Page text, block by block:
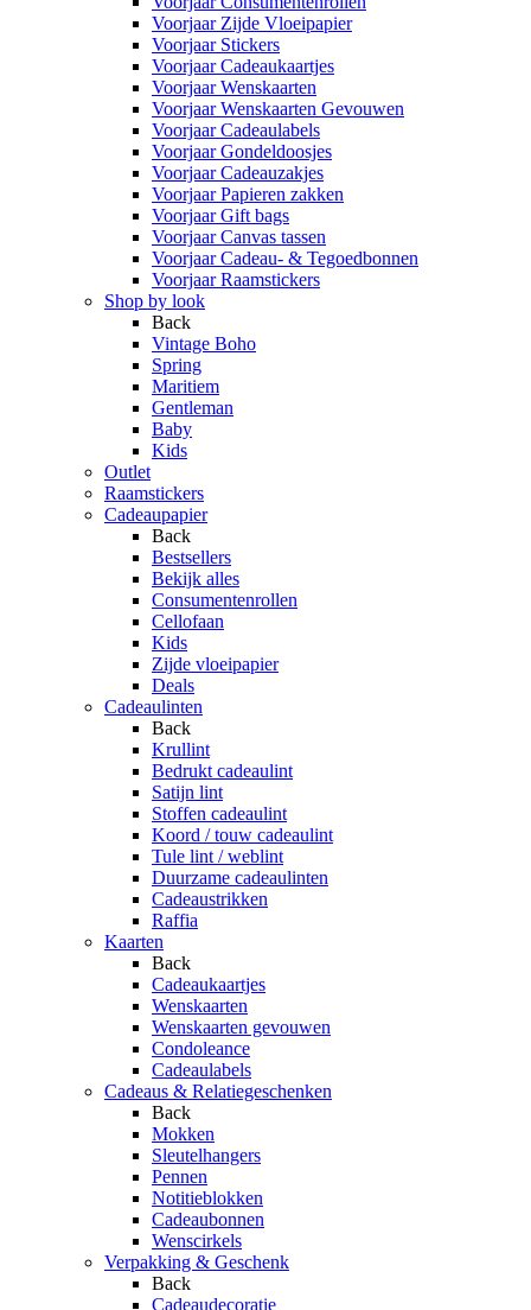
Voorjaar Zijde Vloeipapier
Voorjaar Stickers
Voorjaar Cadeaukaartjes
Voorjaar Wenskaarten
Voorjaar Wenskaarten Gevouwen
Voorjaar Cadeaulabels
Voorjaar Gondeldoosjes
Voorjaar Cadeauzakjes
Voorjaar Papieren zakken
Voorjaar Gift bags
Voorjaar Canvas tassen
Voorjaar Cadeau- & Tegoedbonnen
Voorjaar Raamstickers
Shop by look
Back
Vintage Boho
Spring
Maritiem
Gentleman
Baby
Kids
Outlet
Raamstickers
Cadeaupapier
Back
Bestsellers
Bekijk alles
Consumentenrollen
Cellofaan
Kids
Zijde vloeipapier
Deals
Cadeaulinten
Back
Krullint
Bedrukt cadeaulint
Satijn lint
Stoffen cadeaulint
Koord / touw cadeaulint
Tule lint / weblint
Duurzame cadeaulinten
Cadeaustrikken
Raffia
Kaarten
Back
Cadeaukaartjes
Wenskaarten
Wenskaarten gevouwen
Condoleance
Cadeaulabels
Cadeaus & Relatiegeschenken
Back
Mokken
Sleutelhangers
Pennen
Notitieblokken
Cadeaubonnen
Wenscirkels
Verpakking & Geschenk
Back
Cadeaudecoratie